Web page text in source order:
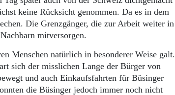
keine Rücksicht genommen. Da es in dem
Die Grenzgänger, die zur Arbeit weiter in
mitversorgen.
Menschen natürlich in besonderer Weise galt.
sich der misslichen Lange der Bürger von
und auch Einkaufsfahrten für Büsinger
die Büsinger jedoch immer noch nicht